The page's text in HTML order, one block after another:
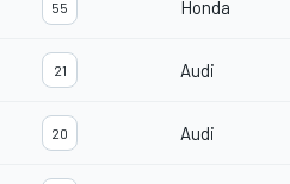
55 Honda
21 Audi
20 Audi